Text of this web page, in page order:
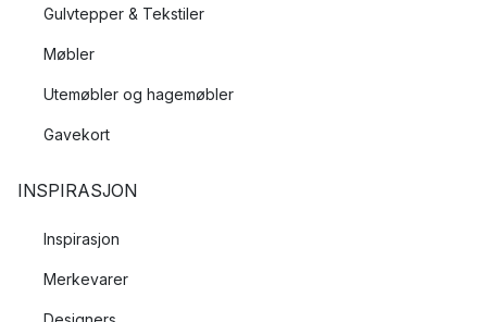
Gulvtepper & Tekstiler
Møbler
Utemøbler og hagemøbler
Gavekort
INSPIRASJON
Inspirasjon
Merkevarer